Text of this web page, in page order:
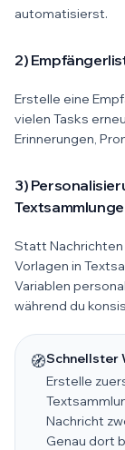
automatisierst.
2)
Erstelle eine
vielen Tasks
Erinnerungen,
3)
Statt Nachrichten
Vorlagen in
Variablen
während du
🧭Schnellster
Erstelle
Nachricht
Genau dort